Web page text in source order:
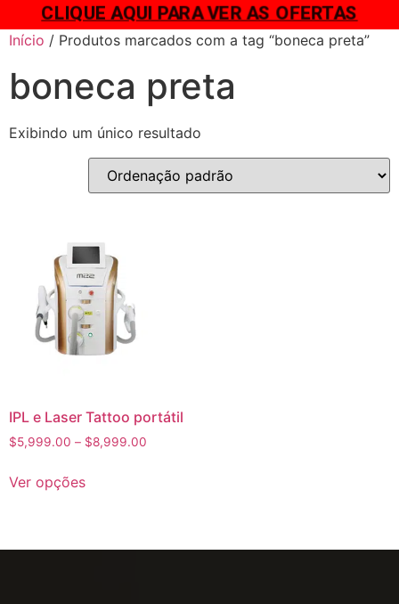
CLIQUE AQUI PARA VER AS OFERTAS
Início / Produtos marcados com a tag “boneca preta”
boneca preta
Exibindo um único resultado
IPL e Laser Tattoo portátil
$5,999.00 – $8,999.00
Ver opções